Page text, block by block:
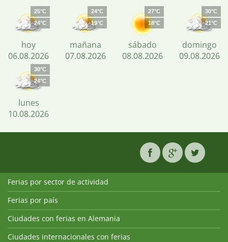
25°C
24°C
hoy
06.08.2026
24°C
19°C
mañana
07.08.2026
27°C
18°C
sábado
08.08.2026
30°C
21°C
domingo
09.08.2026
30°C
24°C
lunes
10.08.2026
Ferias por sector de actividad
Ferias por país
Ciudades con ferias en Alemania
Ciudades internacionales con ferias